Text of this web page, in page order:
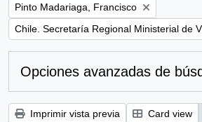
Remove filter:
Pinto Madariaga, Francisco
Remove filter:
Opciones avanzadas de
Imprimir vista previa Card view